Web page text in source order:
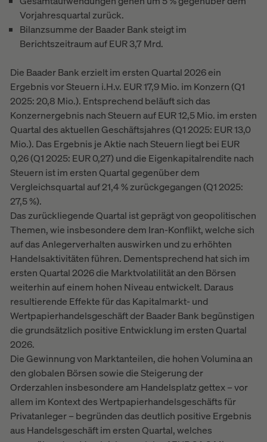
Vorjahresquartal zurück.
Bilanzsumme der Baader Bank steigt im
Berichtszeitraum auf EUR 3,7 Mrd.
Die Baader Bank erzielt im ersten Quartal 2026 ein
Ergebnis vor Steuern i.H.v. EUR 17,9 Mio. im Konzern (Q1
2025: 20,8 Mio.). Entsprechend beläuft sich das
Konzernergebnis nach Steuern auf EUR 12,5 Mio. im ersten
Quartal des aktuellen Geschäftsjahres (Q1 2025: EUR 13,0
Mio.). Das Ergebnis je Aktie nach Steuern liegt bei EUR
0,26 (Q1 2025: EUR 0,27) und die Eigenkapitalrendite nach
Steuern ist im ersten Quartal gegenüber dem
Vergleichsquartal auf 21,4 % zurückgegangen (Q1 2025:
27,5 %).
Das zurückliegende Quartal ist geprägt von geopolitischen
Themen, wie insbesondere dem Iran-Konflikt, welche sich
auf das Anlegerverhalten auswirken und zu erhöhten
Handelsaktivitäten führen. Dementsprechend hat sich im
ersten Quartal 2026 die Marktvolatilität an den Börsen
weiterhin auf einem hohen Niveau entwickelt. Daraus
resultierende Effekte für das Kapitalmarkt- und
Wertpapierhandelsgeschäft der Baader Bank begünstigen
die grundsätzlich positive Entwicklung im ersten Quartal
2026.
Die Gewinnung von Marktanteilen, die hohen Volumina an
den globalen Börsen sowie die Steigerung der
Orderzahlen insbesondere am Handelsplatz gettex – vor
allem im Kontext des Wertpapierhandelsgeschäfts für
Privatanleger – begründen das deutlich positive Ergebnis
aus Handelsgeschäft im ersten Quartal, welches